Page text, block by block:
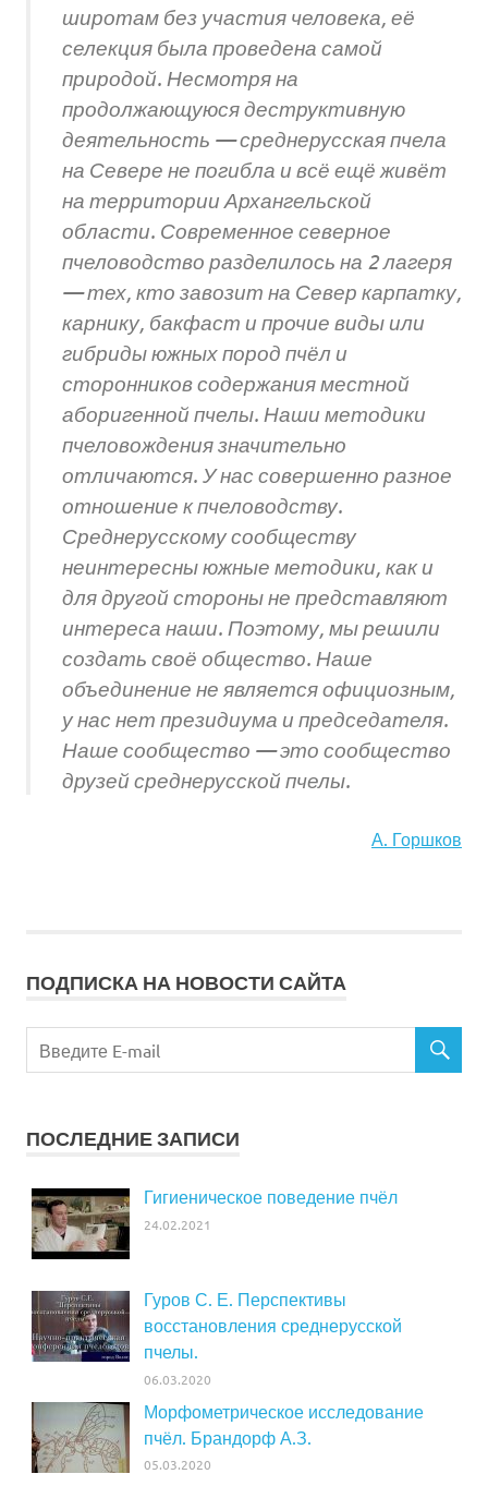
широтам без участия человека, её
селекция была проведена самой
природой. Несмотря на
продолжающуюся деструктивную
деятельность — среднерусская пчела
на Севере не погибла и всё ещё живёт
на территории Архангельской
области. Современное северное
пчеловодство разделилось на 2 лагеря
— тех, кто завозит на Север карпатку,
карнику, бакфаст и прочие виды или
гибриды южных пород пчёл и
сторонников содержания местной
аборигенной пчелы. Наши методики
пчеловождения значительно
отличаются. У нас совершенно разное
отношение к пчеловодству.
Среднерусскому сообществу
неинтересны южные методики, как и
для другой стороны не представляют
интереса наши. Поэтому, мы решили
создать своё общество. Наше
объединение не является официозным,
у нас нет президиума и председателя.
Наше сообщество — это сообщество
друзей среднерусской пчелы.
А. Горшков
ПОДПИСКА НА НОВОСТИ САЙТА
ПОСЛЕДНИЕ ЗАПИСИ
Гигиеническое поведение пчёл
24.02.2021
Гуров С. Е. Перспективы
восстановления среднерусской
пчелы.
06.03.2020
Морфометрическое исследование
пчёл. Брандорф А.З.
05.03.2020